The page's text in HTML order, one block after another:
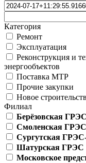
Категория
Ремонт
Эксплуатация
Реконструкция и
энергообъектов
Поставка МТР
Прочие закупки
Новое
Филиал
Берёзовская ГРЭС
Смоленская ГРЭС
Сургутская
Шатурская ГРЭС
Московское